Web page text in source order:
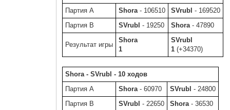
Партия A
Shora - 106510 SVrubl - 169520
Партия B
SVrubl - 19250 Shora - 47890
Результат игры
Shora
1
SVrubl
1 (+34370)
Shora - SVrubl - 10 ходов
Партия A
Shora - 60970 SVrubl - 24800
Партия B
SVrubl - 22650 Shora - 36530